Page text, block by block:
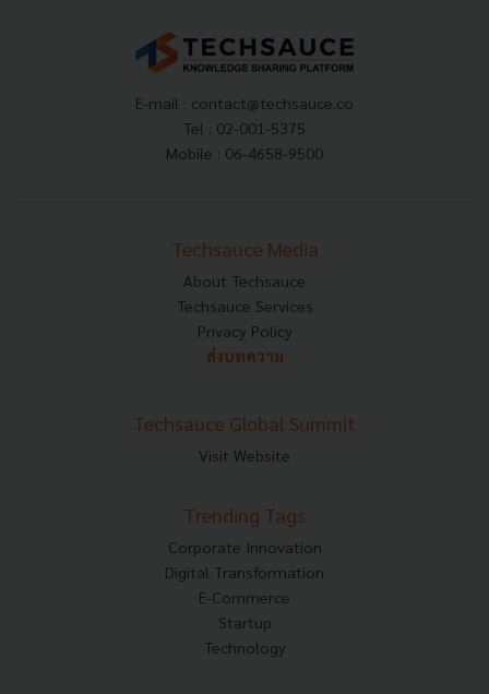
E-mail : contact@techsauce.co
Tel : 02-001-5375
Mobile : 06-4658-9500
Techsauce Media
About Techsauce
Techsauce Services
Privacy Policy
ส่งบทความ
Techsauce Global Summit
Visit Website
Trending Tags
Corporate Innovation
Digital Transformation
E-Commerce
Startup
Technology